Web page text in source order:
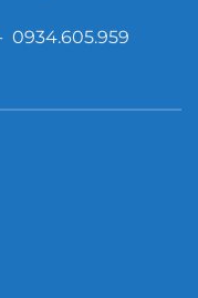
0934.605.959